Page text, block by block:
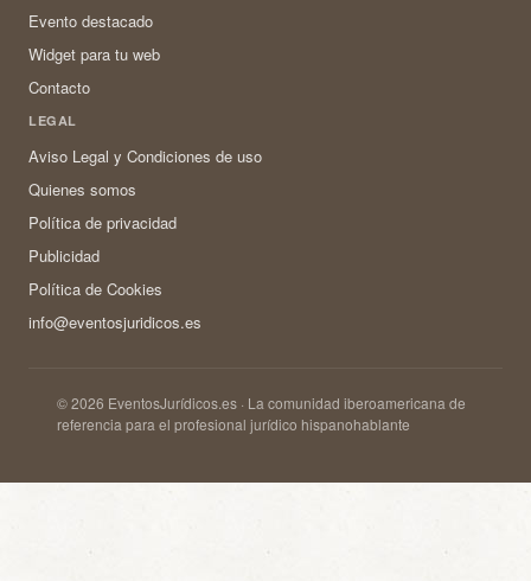
Evento destacado
Widget para tu web
Contacto
LEGAL
Aviso Legal y Condiciones de uso
Quienes somos
Política de privacidad
Publicidad
Política de Cookies
info@eventosjuridicos.es
© 2026 EventosJurídicos.es · La comunidad iberoamericana de
referencia para el profesional jurídico hispanohablante